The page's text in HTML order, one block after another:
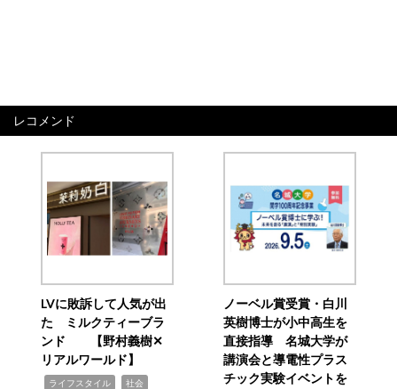
レコメンド
LVに敗訴して人気が出
た ミルクティーブラ
ンド 【野村義樹✕
リアルワールド】
ライフスタイル 社会
ノーベル賞受賞・白川
英樹博士が小中高生を
直接指導 名城大学が
講演会と導電性プラス
チック実験イベントを